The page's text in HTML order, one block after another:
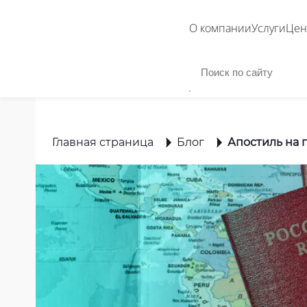
О компанииУслуги
Главная страница Блог Апостиль на